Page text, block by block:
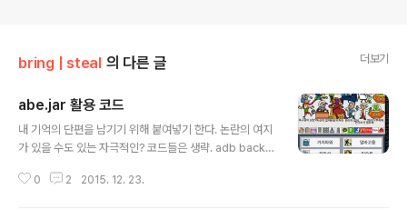
bring | steal 의 다른 글 더보기
abe.jar 활용 코드
내 기억의 단편을 남기기 위해 붙여넣기 한다. 논란의 여지
가 있을 수도 있는 자극적인? 코드들은 생략. adb backu
a -jar abe.jar unpack s.ab s.tartar -tf s.tar > s.list
0 2 2015. 12. 23.